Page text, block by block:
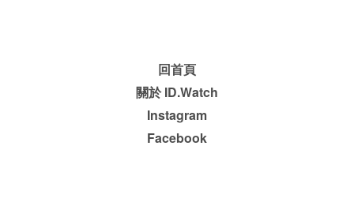
回首頁
關於 ID.Watch
Instagram
Facebook